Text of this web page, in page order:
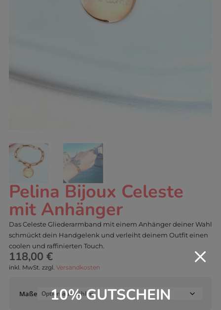
M
10% GUTSCHEIN
Pelina Bijoux Celeste
mit Anhänger
Das Celeste Gliederarmband mit einem Anhänger deiner Wahl
schmückt dein Handgelenk und verleiht deinem Outfit einen
coolen und raffinierten Touch.
118,00 €
inkl. MwSt. zzgl. Versandkosten
Maße